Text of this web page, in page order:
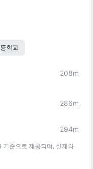
학교
208m
286m
294m
기준으로 제공되며, 실제와